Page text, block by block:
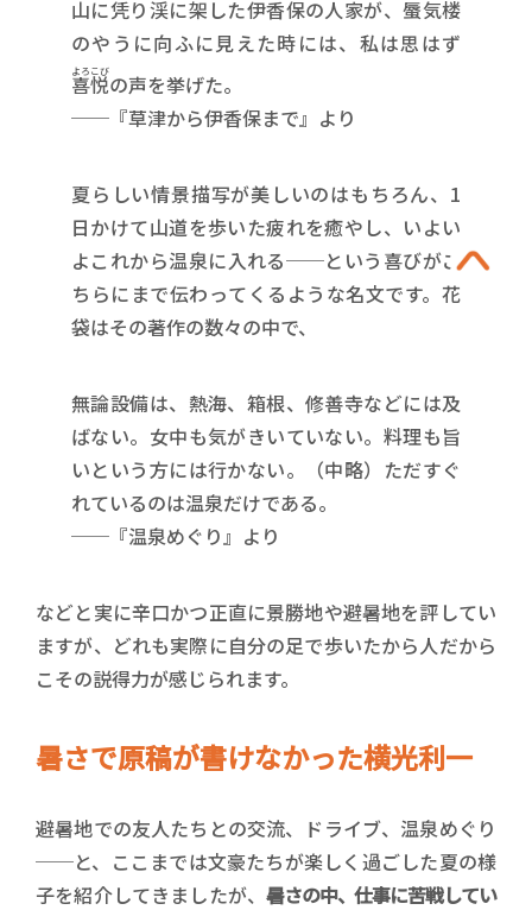
山に凭り渓に架した伊香保の人家が、蜃気楼
のやうに向ふに見えた時には、私は思はず
喜悦
よろこびの声を挙げた。
──『草津から伊香保まで』より
夏らしい情景描写が美しいのはもちろん、1
日かけて山道を歩いた疲れを癒やし、いよい
よこれから温泉に入れる──という喜びがこ
ちらにまで伝わってくるような名文です。花
袋はその著作の数々の中で、
無論設備は、熱海、箱根、修善寺などには及
ばない。女中も気がきいていない。料理も旨
いという方には行かない。（中略）ただすぐ
れているのは温泉だけである。
──『温泉めぐり』より
などと実に辛口かつ正直に景勝地や避暑地を評してい
ますが、どれも実際に自分の足で歩いたから人だから
こその説得力が感じられます。
暑さで原稿が書けなかった横光利一
避暑地での友人たちとの交流、ドライブ、温泉めぐり
──と、ここまでは文豪たちが楽しく過ごした夏の様
子を紹介してきましたが、 暑さの中、仕事に苦戦してい